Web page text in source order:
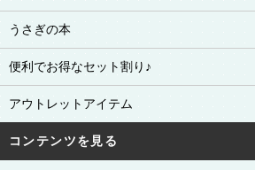
うさぎの本
便利でお得なセット割り♪
アウトレットアイテム
コンテンツを見る